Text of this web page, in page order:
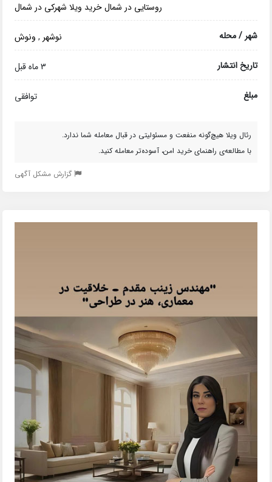
روستایی در شمال خرید ویلا شهرکی در شمال
شهر / محله نوشهر , ونوش
تاریخ انتشار 3 ماه قبل
مبلغ توافقی
رئال ویلا هیچ‌گونه منفعت و مسئولیتی در قبال معامله شما ندارد.
با مطالعه‌ی راهنمای خرید امن، آسوده‌تر معامله کنید.
گزارش مشکل آگهی